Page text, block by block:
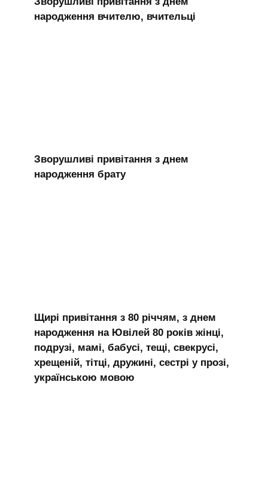
народження вчителю, вчительці
Зворушливі привітання з днем
народження брату
Щирі привітання з 80 річчям, з днем
народження на Ювілей 80 років жінці,
подрузі, мамі, бабусі, тещі, свекрусі,
хрещеній, тітці, дружині, сестрі у прозі,
українською мовою